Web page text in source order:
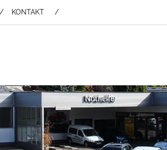
KONTAKT